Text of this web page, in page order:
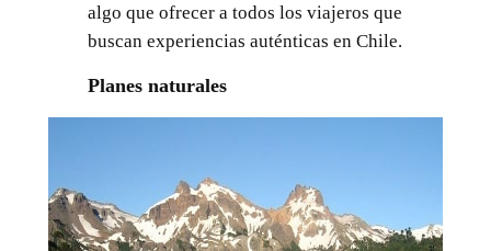
algo que ofrecer a todos los viajeros que
buscan experiencias auténticas en Chile.
Planes naturales